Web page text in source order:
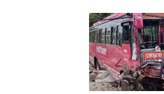
അഭിജീത് ദിപ്കെ